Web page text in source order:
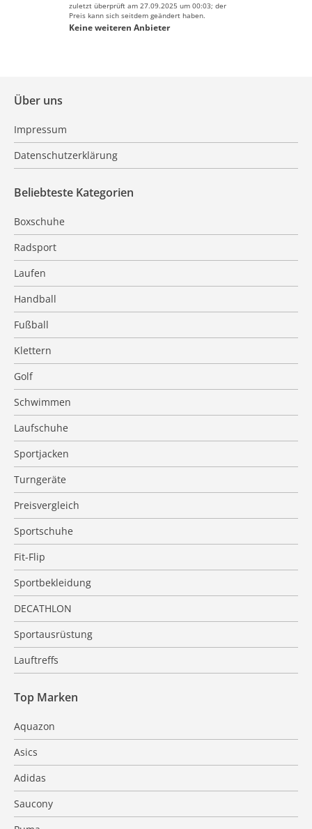
zuletzt überprüft am 27.09.2025 um 00:03; der
Preis kann sich seitdem geändert haben.
Keine weiteren Anbieter
Über uns
Impressum
Datenschutzerklärung
Beliebteste Kategorien
Boxschuhe
Radsport
Laufen
Handball
Fußball
Klettern
Golf
Schwimmen
Laufschuhe
Sportjacken
Turngeräte
Preisvergleich
Sportschuhe
Fit-Flip
Sportbekleidung
DECATHLON
Sportausrüstung
Lauftreffs
Top Marken
Aquazon
Asics
Adidas
Saucony